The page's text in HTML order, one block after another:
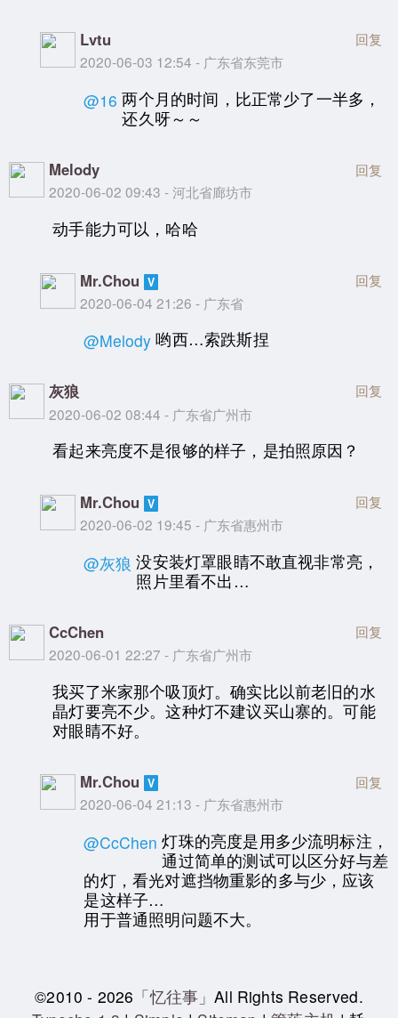
Lvtu
2020-06-03 12:54 - 广东省东莞市
回复
@16 两个月的时间，比正常少了一半多，
还久呀～～
Melody
2020-06-02 09:43 - 河北省廊坊市
回复
动手能力可以，哈哈
Mr.Chou
2020-06-04 21:26 - 广东省
回复
@Melody 哟西…索跌斯捏
灰狼
2020-06-02 08:44 - 广东省广州市
回复
看起来亮度不是很够的样子，是拍照原因？
Mr.Chou
2020-06-02 19:45 - 广东省惠州市
回复
@灰狼 没安装灯罩眼睛不敢直视非常亮，
照片里看不出…
CcChen
2020-06-01 22:27 - 广东省广州市
回复
我买了米家那个吸顶灯。确实比以前老旧的水
晶灯要亮不少。这种灯不建议买山寨的。可能
对眼睛不好。
Mr.Chou
2020-06-04 21:13 - 广东省惠州市
回复
@CcChen 灯珠的亮度是用多少流明标注，
通过简单的测试可以区分好与差
的灯，看光对遮挡物重影的多与少，应该
是这样子…
用于普通照明问题不大。
©2010 - 2026 「忆往事」All Rights Reserved.